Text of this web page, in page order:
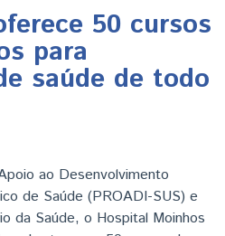
50 cursos
para
saúde de todo
ao Desenvolvimento
de Saúde (PROADI-SUS) e
da Saúde, o Hospital Moinhos